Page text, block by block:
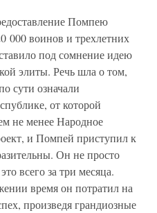
Помпею
000 воинов и трехлетних
под сомнение идею
элиты. Речь шла о том,
сути означали
от которой
не менее Народное
и Помпей приступил к
Он не просто
всего за три месяца.
время он потратил на
произведя грандиозные